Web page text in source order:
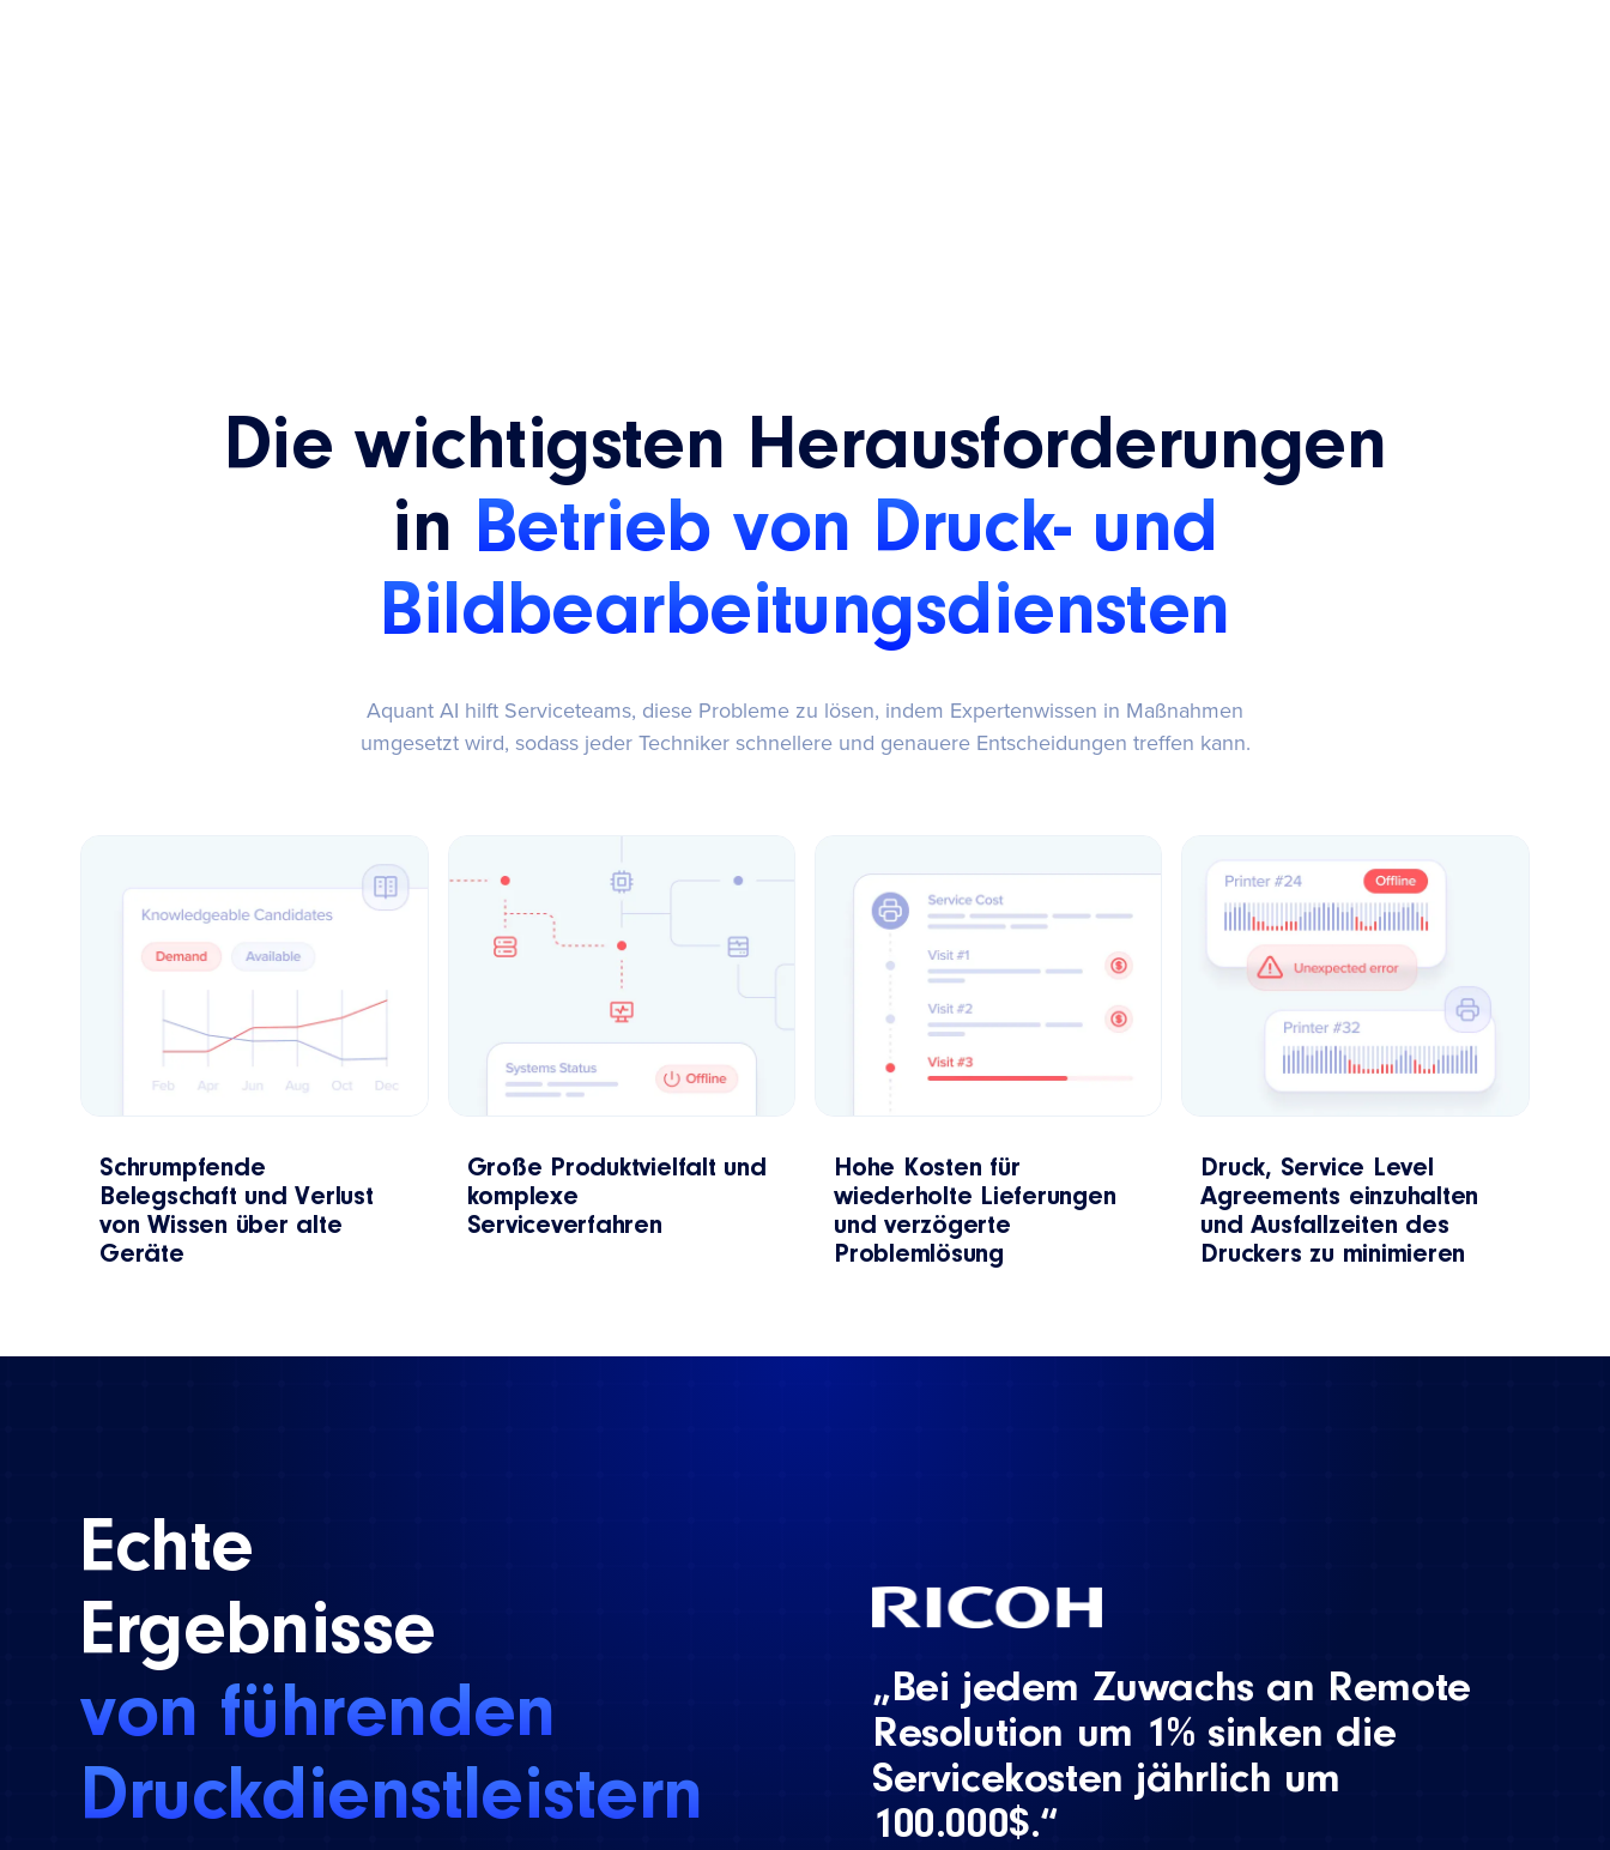
Die wichtigsten Herausforderungen
in Betrieb von Druck- und
Bildbearbeitungsdiensten
Aquant AI hilft Serviceteams, diese Probleme zu lösen, indem Expertenwissen in Maßnahmen
umgesetzt wird, sodass jeder Techniker schnellere und genauere Entscheidungen treffen kann.
Schrumpfende
Belegschaft und Verlust
von Wissen über alte
Geräte
Große Produktvielfalt und
komplexe
Serviceverfahren
Hohe Kosten für
wiederholte Lieferungen
und verzögerte
Problemlösung
Druck, Service Level
Agreements einzuhalten
und Ausfallzeiten des
Druckers zu minimieren
Echte
Ergebnisse
von führenden
Druckdienstleistern
„Bei jedem Zuwachs an Remote
Resolution um 1% sinken die
Servicekosten jährlich um
100.000$.“